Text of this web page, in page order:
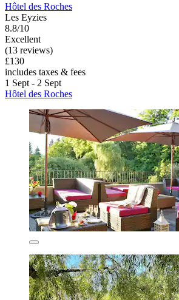
Hôtel des Roches
Les Eyzies
8.8/10
Excellent
(13 reviews)
£130
includes taxes & fees
1 Sept - 2 Sept
Hôtel des Roches